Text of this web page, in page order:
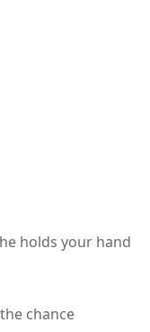
holds your hand
chance